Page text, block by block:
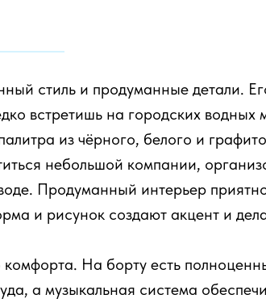
стиль и продуманные детали.
встретишь на городских водных
из чёрного, белого и
небольшой компании,
Продуманный интерьер
и рисунок создают акцент и
На борту есть
а музыкальная система